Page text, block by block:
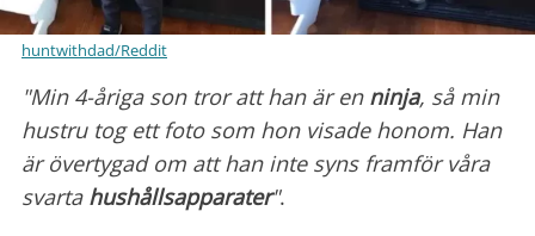
huntwithdad/Reddit
"Min 4-åriga son tror att han är en ninja, så min
hustru tog ett foto som hon visade honom. Han
är övertygad om att han inte syns framför våra
svarta hushållsapparater".